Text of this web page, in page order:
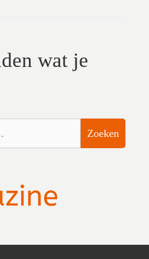
wat je
Zoeken